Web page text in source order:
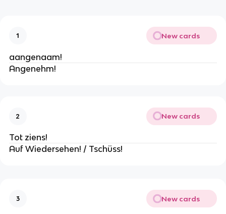
1 New cards
aangenaam!
Angenehm!
2 New cards
Tot ziens!
Auf Wiedersehen! / Tschüss!
3 New cards